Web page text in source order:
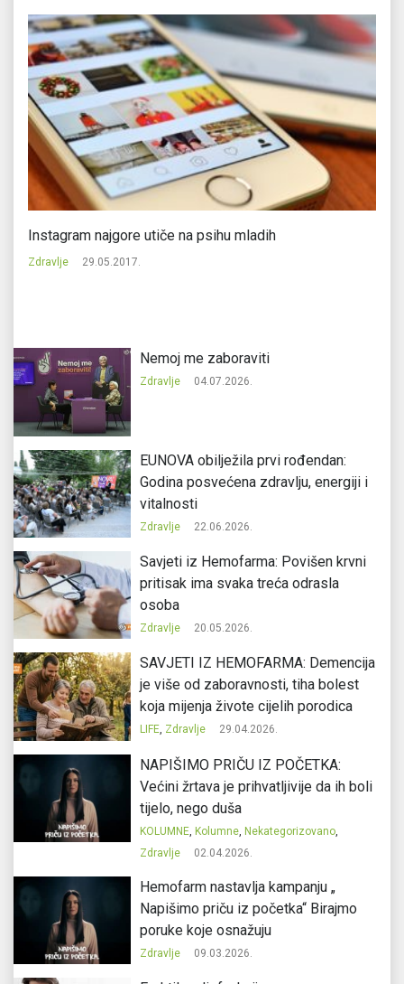
Instagram najgore utiče na psihu mladih
Zdravlje 29.05.2017.
Nemoj me zaboraviti
Zdravlje 04.07.2026.
EUNOVA obilježila prvi rođendan:
Godina posvećena zdravlju, energiji i
vitalnosti
Zdravlje 22.06.2026.
Savjeti iz Hemofarma: Povišen krvni
pritisak ima svaka treća odrasla
osoba
Zdravlje 20.05.2026.
SAVJETI IZ HEMOFARMA: Demencija
je više od zaboravnosti, tiha bolest
koja mijenja živote cijelih porodica
LIFE, Zdravlje 29.04.2026.
NAPIŠIMO PRIČU IZ POČETKA:
Većini žrtava je prihvatljivije da ih boli
tijelo, nego duša
KOLUMNE, Kolumne, Nekategorizovano,
Zdravlje
02.04.2026.
Hemofarm nastavlja kampanju „
Napišimo priču iz početka“ Birajmo
poruke koje osnažuju
Zdravlje 09.03.2026.